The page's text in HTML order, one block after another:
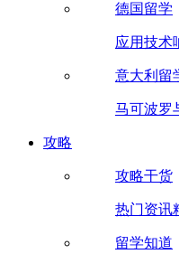
德国留学
应用技术
意大利留
马可波罗
攻略
攻略干货
热门资讯
留学知道